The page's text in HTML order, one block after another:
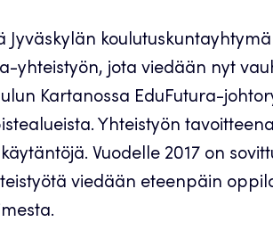
Jyväskylän
yhteistyön, jota viedään nyt
Kartanossa EduFutura-
Yhteistyön
Vuodelle 2017 on
viedään eteenpäin